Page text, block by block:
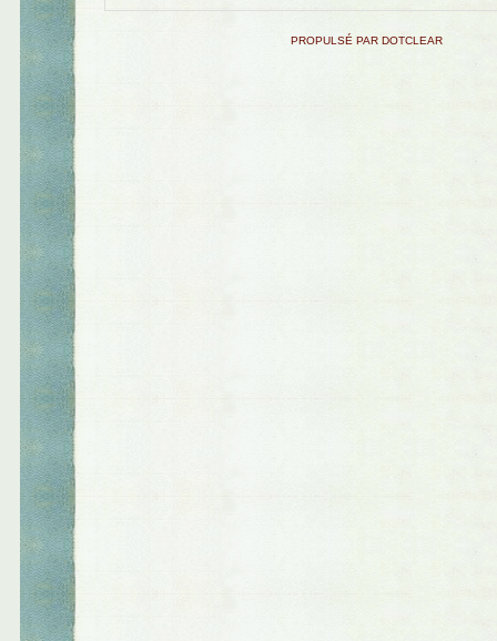
PROPULSÉ PAR DOTCLEAR